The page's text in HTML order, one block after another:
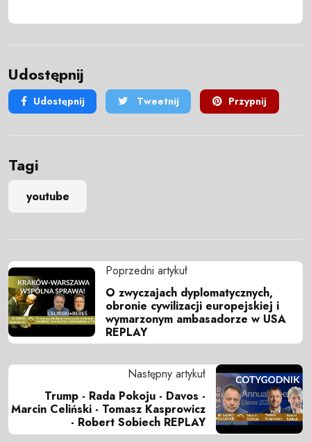
Udostępnij
Udostępnij Tweetnij Przypnij
Tagi
youtube
Poprzedni artykuł
O zwyczajach dyplomatycznych,
obronie cywilizacji europejskiej i
wymarzonym ambasadorze w USA
REPLAY
Następny artykuł
Trump - Rada Pokoju - Davos -
Marcin Celiński - Tomasz Kasprowicz
- Robert Sobiech REPLAY